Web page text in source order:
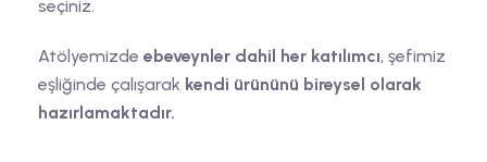
seçiniz.
Atölyemizde ebeveynler dahil her katılımcı, şefimiz
eşliğinde çalışarak kendi ürününü bireysel olarak
hazırlamaktadır.